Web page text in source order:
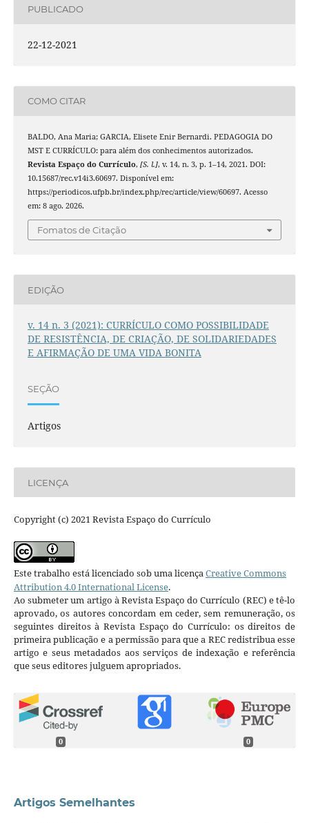
PUBLICADO
22-12-2021
COMO CITAR
BALDO, Ana Maria; GARCIA, Elisete Enir Bernardi. PEDAGOGIA DO
MST E CURRÍCULO: para além dos conhecimentos autorizados.
Revista Espaço do Currículo, [S. l.], v. 14, n. 3, p. 1–14, 2021. DOI:
10.15687/rec.v14i3.60697. Disponível em:
https://periodicos.ufpb.br/index.php/rec/article/view/60697. Acesso
em: 8 ago. 2026.
Fomatos de Citação
EDIÇÃO
v. 14 n. 3 (2021): CURRÍCULO COMO POSSIBILIDADE
DE RESISTÊNCIA, DE CRIAÇÃO, DE SOLIDARIEDADES
E AFIRMAÇÃO DE UMA VIDA BONITA
SEÇÃO
Artigos
LICENÇA
Copyright (c) 2021 Revista Espaço do Currículo
Este trabalho está licenciado sob uma licençaCreative Commons
Attribution 4.0 International License.
Ao submeter um artigo à Revista Espaço do Currículo (REC) e tê-lo
aprovado, os autores concordam em ceder, sem remuneração, os
seguintes direitos à Revista Espaço do Currículo: os direitos de
primeira publicação e a permissão para que a REC redistribua esse
artigo e seus metadados aos serviços de indexação e referência
que seus editores julguem apropriados.
0 0
Artigos Semelhantes